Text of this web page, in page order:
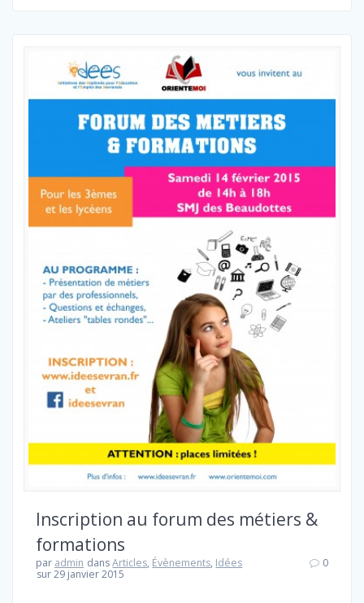
Inscription au forum des métiers &
formations
par admin dansArticles, Évènements, Idées
sur 29 janvier 2015
0